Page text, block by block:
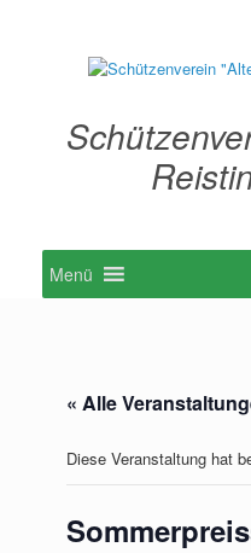
Menü
« Alle
Diese Veranstaltung hat